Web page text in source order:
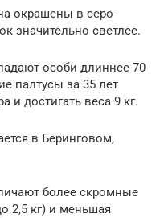
окрашены в серо-
значительно светлее.
особи длиннее 70
палтусы за 35 лет
и достигать веса 9 кг.
в Беринговом,
более скромные
2,5 кг) и меньшая